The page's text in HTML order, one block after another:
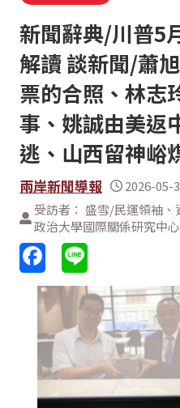
新聞辭典/川普5
解讀 談新聞/蕭
票的合照、林志
事、姚誠由美返
逃、山西留神峪
兩岸新聞導報
2026-05-
受訪者： 盛雪/民運領袖
政治大學國際關係研究中